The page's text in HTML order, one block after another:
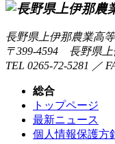
長野県上伊那農業高
〒399-4594 長野県
TEL 0265-72-5281 ／
総合
トップページ
最新ニュース
個人情報保護方